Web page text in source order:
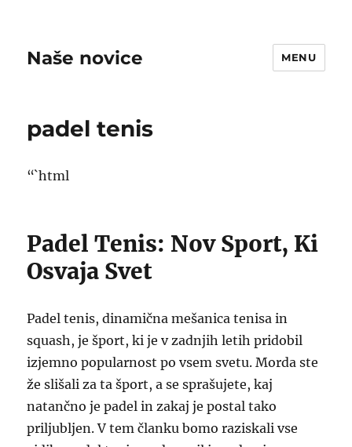
Naše novice MENU
padel tenis
“`html
Padel Tenis: Nov Sport, Ki
Osvaja Svet
Padel tenis, dinamična mešanica tenisa in
squash, je šport, ki je v zadnjih letih pridobil
izjemno popularnost po vsem svetu. Morda ste
že slišali za ta šport, a se sprašujete, kaj
natančno je padel in zakaj je postal tako
priljubljen. V tem članku bomo raziskali vse